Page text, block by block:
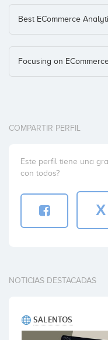
Best ECommerce
Focusing on
COMPARTIR PERFIL
Este perfil tiene una
con todos?
X
NOTICIAS DESTACADAS